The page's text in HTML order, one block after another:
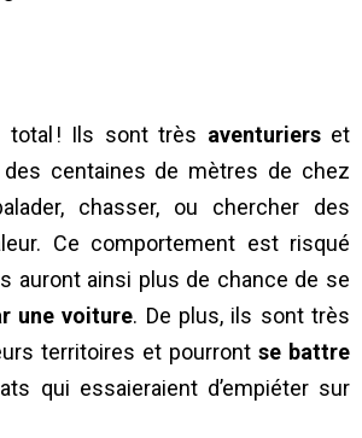
total ! Ils sont très aventurierset
centaines de mètres de chez
chasser, ou chercher des
Ce comportement est risqué
auront ainsi plus de chance de se
une voiture. De plus, ils sont très
territoires et pourront se battre
qui essaieraient d’empiéter sur